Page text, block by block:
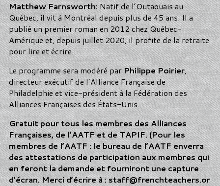
Matthew Farnsworth:Natif de l’Outaouais au
Québec, il vit à Montréal depuis plus de 45 ans. Il a
publié un premier roman en 2012 chez Québec-
Amérique et, depuis juillet 2020, il profite de la retraite
pour lire et écrire.
Le programme sera modéré parPhilippe Poirier,
directeur exécutif de l’Alliance Française de
Philadelphie et vice-président à la Fédération des
Alliances Françaises des États-Unis.
Gratuit pour tous les membres des Alliances
Françaises, de l’AATF et de TAPIF. (Pour les
membres de l’AATF : le bureau de l’AATF enverra
des attestations de participation aux membres qui
en feront la demande et fourniront une capture
d’écran. Merci d’écrire à : staff@frenchteachers.or